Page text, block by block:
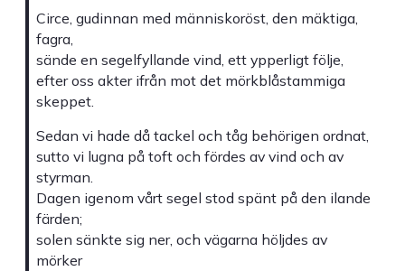
Circe, gudinnan med människoröst, den mäktiga,
fagra,
sände en segelfyllande vind, ett ypperligt följe,
efter oss akter ifrån mot det mörkblåstammiga
skeppet.
Sedan vi hade då tackel och tåg behörigen ordnat,
sutto vi lugna på toft och fördes av vind och av
styrman.
Dagen igenom vårt segel stod spänt på den ilande
färden;
solen sänkte sig ner, och vägarna höljdes av
mörker